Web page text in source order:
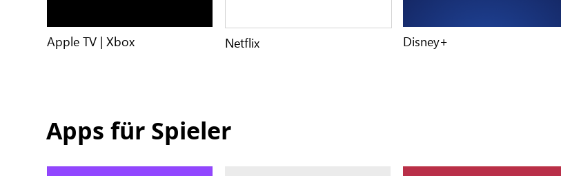
Apple TV | Xbox Netflix Disney+
Apps für Spieler